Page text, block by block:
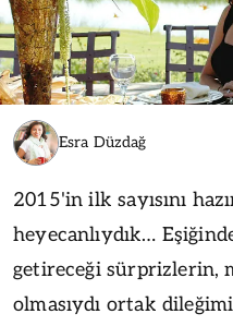
Esra Düzdağ
2015'in ilk sayısını
heyecanlıydık…
getireceği sürprizlerin,
olmasıydı ortak